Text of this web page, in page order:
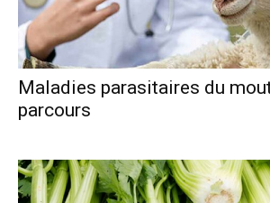
Maladies parasitaires du
parcours